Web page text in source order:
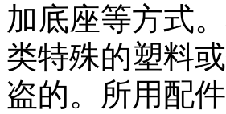
加底座等方式
类特殊的塑料
盗的。所用配